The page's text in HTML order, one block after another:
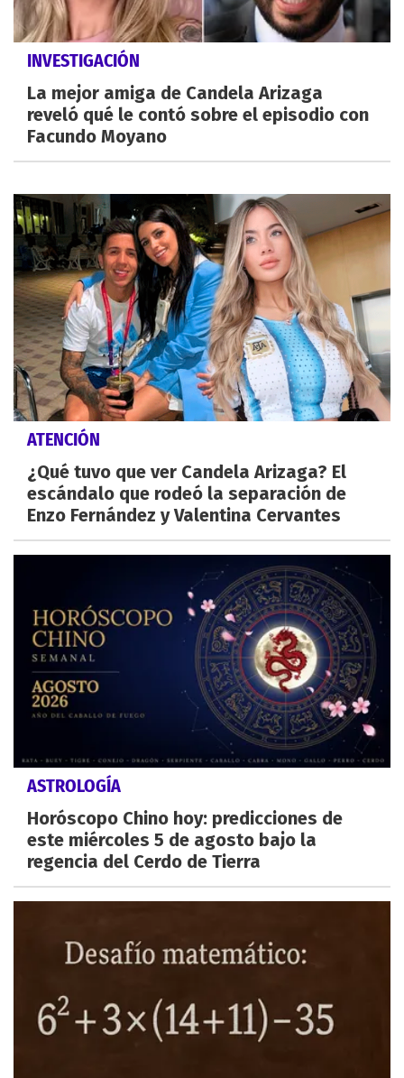
INVESTIGACIÓN
La mejor amiga de Candela Arizaga
reveló qué le contó sobre el episodio con
Facundo Moyano
ATENCIÓN
¿Qué tuvo que ver Candela Arizaga? El
escándalo que rodeó la separación de
Enzo Fernández y Valentina Cervantes
ASTROLOGÍA
Horóscopo Chino hoy: predicciones de
este miércoles 5 de agosto bajo la
regencia del Cerdo de Tierra